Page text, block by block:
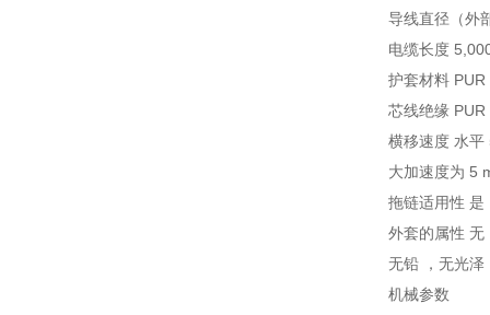
导线直径（外
电缆长度
护套材料 PUR
芯线绝缘 PUR
横移速度 水平
大加速度为 5
拖链适用性 是
外套的属性 无
无铅 ，无光泽
机械参数